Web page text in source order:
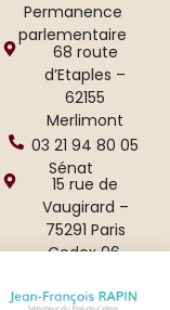
Permanence
parlementaire
68 route
d’Etaples –
62155
Merlimont
03 21 94 80 05
Sénat
15 rue de
Vaugirard –
75291 Paris
Cedex 06.